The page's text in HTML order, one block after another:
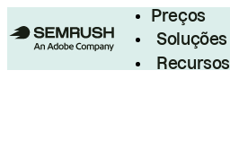
Preços
Soluções
Recursos